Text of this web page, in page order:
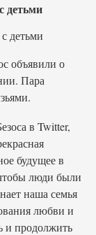
детьми
объявили о
Пара
в Twitter,
будущее в
люди были
наша семья
любви и
и продолжить